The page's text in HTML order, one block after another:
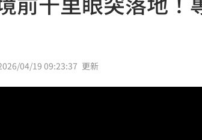
產量 最快要等到9月才回穩 01:26
點大關 2關鍵看AI產業發展
相救遭圍毆亡！嫌犯最小12歲 01:10
04/19 09:23:37 更新